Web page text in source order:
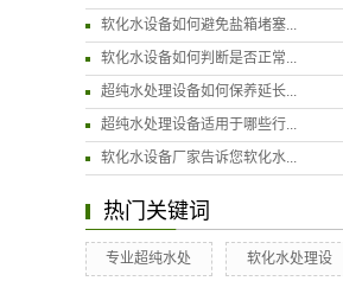
软化水设备如何避免盐箱堵塞...
软化水设备如何判断是否正常...
超纯水处理设备如何保养延长...
超纯水处理设备适用于哪些行...
软化水设备厂家告诉您软化水...
热门关键词
专业超纯水处 软化水处理设